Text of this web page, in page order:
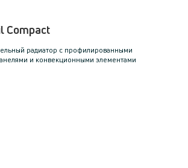
Compact
радиатор с профилированными
и конвекционными элементами